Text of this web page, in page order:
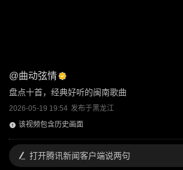
@曲动弦情
盘点十首，经典好听的闽南歌曲
2026-05-19 19:54 发布于黑龙江
该视频包含历史画面
打开腾讯新闻客户端说两句